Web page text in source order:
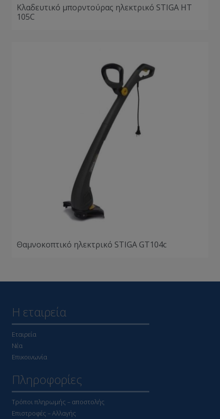
Κλαδευτικό μπορντούρας ηλεκτρικό STIGA HT
105C
Θαμνοκοπτικό ηλεκτρικό STIGA GT104c
Η εταιρεία
Εταιρεία
Νέα
Επικοινωνία
Πληροφορίες
Τρόποι πληρωμής – αποστολής
Επιστροφές – Αλλαγής